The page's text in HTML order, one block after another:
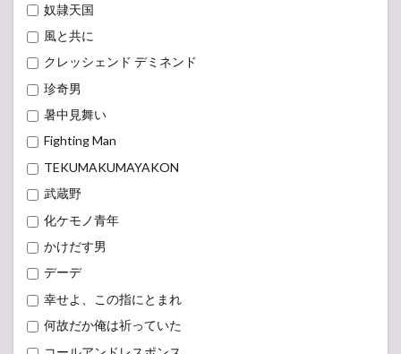
奴隷天国
風と共に
クレッシェンド デミネンド
珍奇男
暑中見舞い
Fighting Man
TEKUMAKUMAYAKON
武蔵野
化ケモノ青年
かけだす男
デーデ
幸せよ、この指にとまれ
何故だか俺は祈っていた